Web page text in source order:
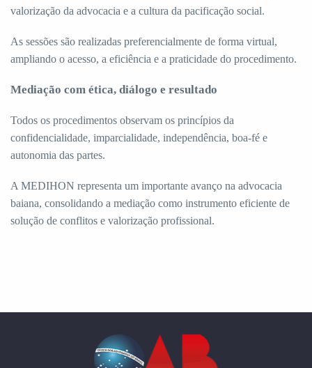
valorização da advocacia e a cultura da pacificação social.
As sessões são realizadas preferencialmente de forma virtual,
ampliando o acesso, a eficiência e a praticidade do procedimento.
Mediação com ética, diálogo e resultado
Todos os procedimentos observam os princípios da
confidencialidade, imparcialidade, independência, boa-fé e
autonomia das partes.
A MEDIHON representa um importante avanço na advocacia
baiana, consolidando a mediação como instrumento eficiente de
solução de conflitos e valorização profissional.